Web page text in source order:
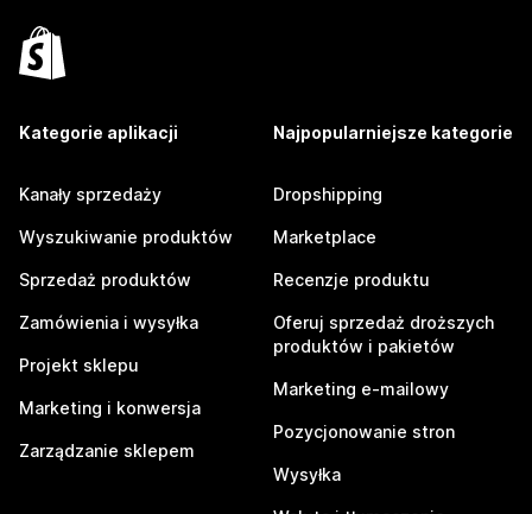
Kategorie aplikacji
Kanały sprzedaży
Wyszukiwanie produktów
Sprzedaż produktów
Zamówienia i wysyłka
Projekt sklepu
Marketing i konwersja
Zarządzanie sklepem
Najpopularniejsze kategorie
Dropshipping
Marketplace
Recenzje produktu
Oferuj sprzedaż droższych
produktów i pakietów
Marketing e-mailowy
Pozycjonowanie stron
Wysyłka